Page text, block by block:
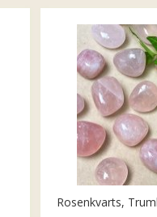
Rosenkvarts,